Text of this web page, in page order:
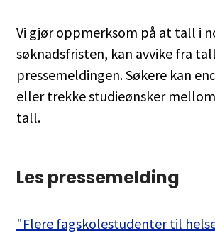
Vi gjør oppmerksom på at tall i
søknadsfristen, kan avvike fra
pressemeldingen. Søkere kan
eller trekke studieønsker
tall.
Les pressemelding
"Flere fagskolestudenter til